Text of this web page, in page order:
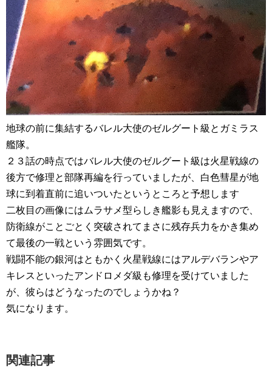
地球の前に集結するバレル大使のゼルグート級とガミラス
艦隊。
２３話の時点ではバレル大使のゼルグート級は火星戦線の
後方で修理と部隊再編を行っていましたが、白色彗星が地
球に到着直前に追いついたというところと予想します
二枚目の画像にはムラサメ型らしき艦影も見えますので、
防衛線がことごとく突破されてまさに残存兵力をかき集め
て最後の一戦という雰囲気です。
戦闘不能の銀河はともかく火星戦線にはアルデバランやア
キレスといったアンドロメダ級も修理を受けていました
が、彼らはどうなったのでしょうかね？
気になります。
関連記事